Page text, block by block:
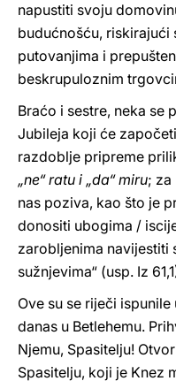
napustiti svoju
budućnošću,
putovanjima i
beskrupuloznim
Braćo i sestre, neka se
Jubileja koji će
razdoblje pripreme
„ne“ ratu i „da“ miru; za
nas poziva, kao što je
donositi ubogima /
zarobljenima
sužnjevima“ (usp. Iz
Ove su se riječi ispunile
danas u Betlehemu.
Njemu, Spasitelju!
Spasitelju, koji je Knez